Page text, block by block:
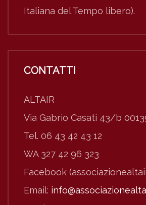
Italiana del Tempo libero).
CONTATTI
ALTAIR
Via Gabrio Casati 43/b
Tel. 06 43 42 43 12
WA 327 42 96 323
Facebook
Email: